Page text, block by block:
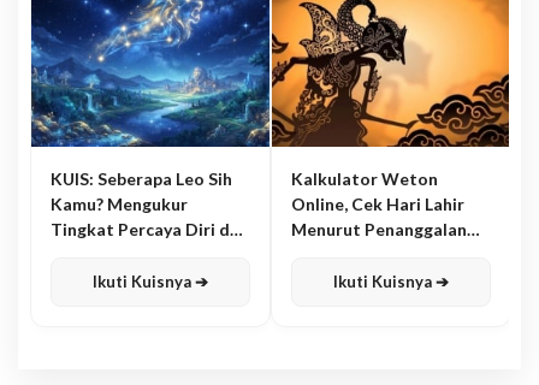
KUIS: Seberapa Leo Sih
Kamu? Mengukur
Tingkat Percaya Diri dan
Ikuti Kuisnya ➔
Kalkulator Weton
Online, Cek Hari Lahir
Menurut Penanggalan
Ikuti Kuisnya ➔